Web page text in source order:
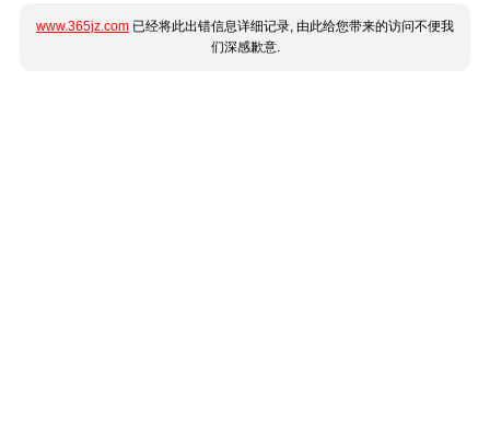
www.365jz.com 已经将此出错信息详细记录, 由此给您带来的访问不便我
们深感歉意.